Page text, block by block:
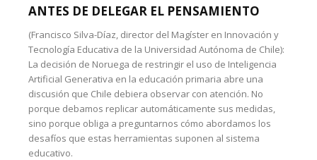
ANTES DE DELEGAR EL PENSAMIENTO
(Francisco Silva-Díaz, director del Magíster en Innovación y
Tecnología Educativa de la Universidad Autónoma de Chile):
La decisión de Noruega de restringir el uso de Inteligencia
Artificial Generativa en la educación primaria abre una
discusión que Chile debiera observar con atención. No
porque debamos replicar automáticamente sus medidas,
sino porque obliga a preguntarnos cómo abordamos los
desafíos que estas herramientas suponen al sistema
educativo.